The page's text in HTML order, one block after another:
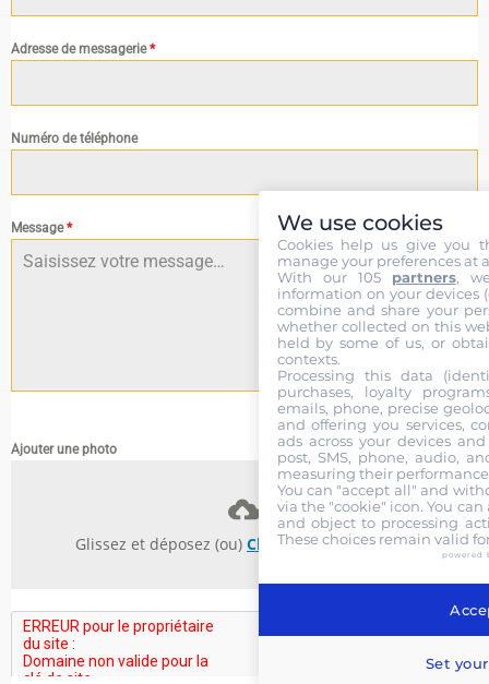
Adresse de messagerie*
Numéro de téléphone
Message*
0 / 180
Ajouter une photo
Glissez et déposez (ou) Choisissez des fichiers
We use cookies
Cookies help us give you
manage your preferences at
With our 105 partners,
information on your devices
combine and share your
whether collected on this
held by some of us, or
contexts.
Processing this data
purchases, loyalty
emails, phone, precise
and offering you services,
ads across your devices
post, SMS, phone, audio,
measuring their
You can "accept all" and
via the "cookie" icon. You
and object to processing
These choices remain valid
powered
Set